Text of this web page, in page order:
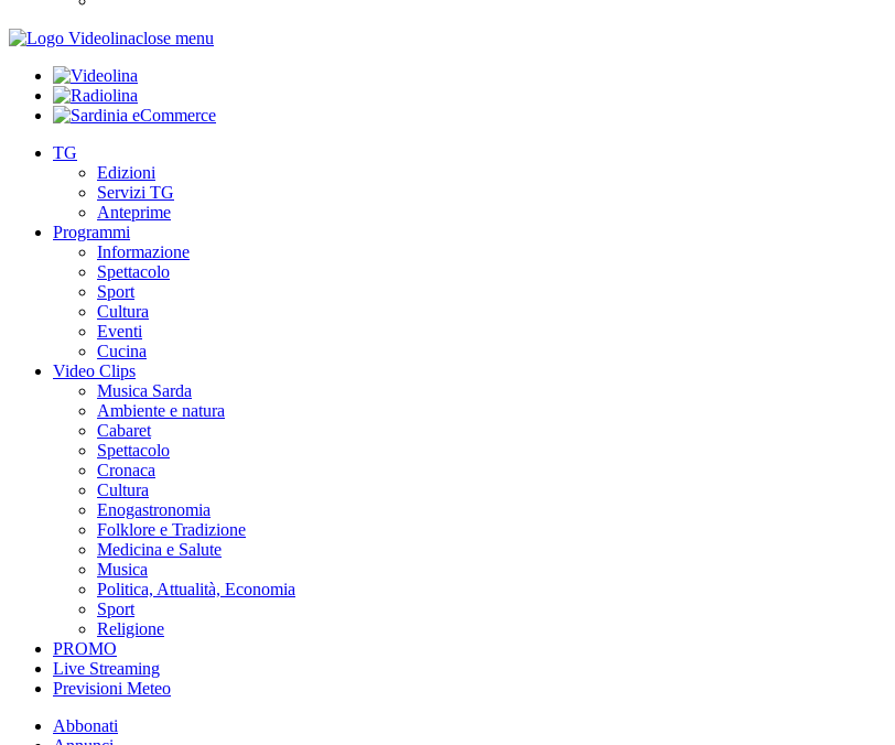
close menu
TG
Edizioni
Servizi TG
Anteprime
Programmi
Informazione
Spettacolo
Sport
Cultura
Eventi
Cucina
Video Clips
Musica Sarda
Ambiente e natura
Cabaret
Spettacolo
Cronaca
Cultura
Enogastronomia
Folklore e Tradizione
Medicina e Salute
Musica
Politica, Attualità, Economia
Sport
Religione
PROMO
Live Streaming
Previsioni Meteo
Abbonati